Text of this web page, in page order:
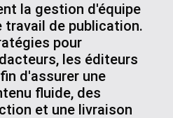
la gestion d'équipe
travail de publication.
pour
les éditeurs
d'assurer une
fluide, des
et une livraison